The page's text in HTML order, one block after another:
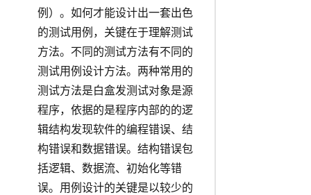
例）。如何才能设计出一套出色
的测试用例，关键在于理解测试
方法。不同的测试方法有不同的
测试用例设计方法。两种常用的
测试方法是白盒发测试对象是源
程序，依据的是程序内部的的逻
辑结构发现软件的编程错误、结
构错误和数据错误。结构错误包
括逻辑、数据流、初始化等错
误。用例设计的关键是以较少的